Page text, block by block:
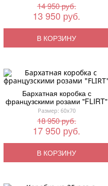
14 950 руб.
13 950 руб.
В КОРЗИНУ
Бархатная коробка с
французскими розами "FLIRT"
Размер: 60x70
18 950 руб.
17 950 руб.
В КОРЗИНУ